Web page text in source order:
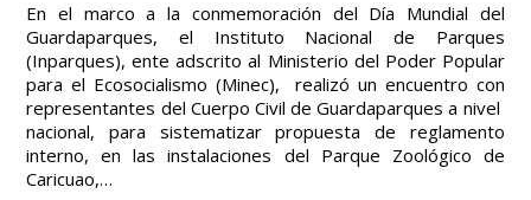
En el marco a la conmemoración del Día Mundial del
Guardaparques, el Instituto Nacional de Parques
(Inparques), ente adscrito al Ministerio del Poder Popular
para el Ecosocialismo (Minec), realizó un encuentro con
representantes del Cuerpo Civil de Guardaparques a nivel
nacional, para sistematizar propuesta de reglamento
interno, en las instalaciones del Parque Zoológico de
Caricuao,…